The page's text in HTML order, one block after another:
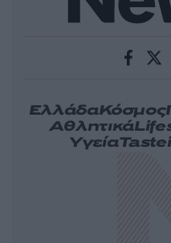
ΕλλάδαΚόσμος
Αθλητικά
Υγεία